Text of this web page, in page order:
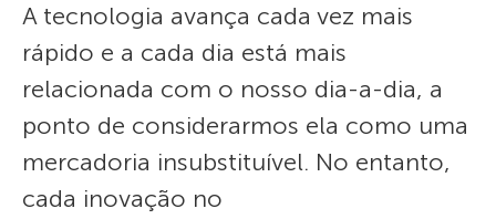
A tecnologia avança cada vez mais
rápido e a cada dia está mais
relacionada com o nosso dia-a-dia, a
ponto de considerarmos ela como uma
mercadoria insubstituível. No entanto,
cada inovação no